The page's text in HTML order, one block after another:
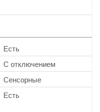
Есть
С отключением
Сенсорные
Есть